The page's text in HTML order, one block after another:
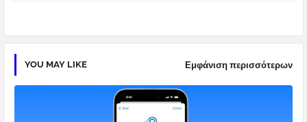
YOU MAY LIKE Εμφάνιση περισσότερων